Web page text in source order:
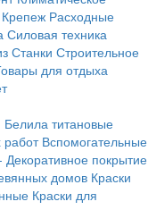
Крепеж Расходные
Силовая техника
Станки Строительное
для отдыха
Белила титановые
работ Вспомогательные
Декоративное покрытие
домов Краски
Краски для